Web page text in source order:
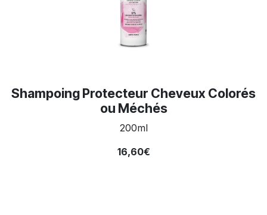
Shampoing Protecteur Cheveux Colorés
ou Méchés
200ml
16,60€